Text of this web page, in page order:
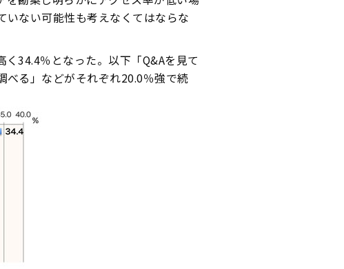
ない可能性も考えなくてはならな
34.4％となった。以下「Q&Aを見て
べる」などがそれぞれ20.0％強で続